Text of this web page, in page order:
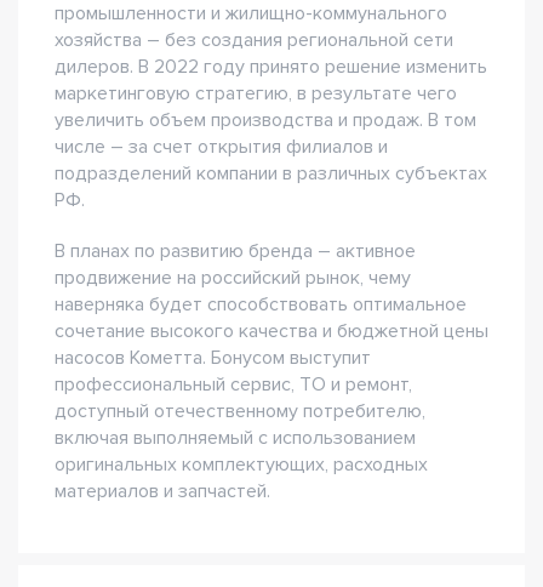
промышленности и жилищно-коммунального
хозяйства – без создания региональной сети
дилеров. В 2022 году принято решение изменить
маркетинговую стратегию, в результате чего
увеличить объем производства и продаж. В том
числе – за счет открытия филиалов и
подразделений компании в различных субъектах
РФ.
В планах по развитию бренда – активное
продвижение на российский рынок, чему
наверняка будет способствовать оптимальное
сочетание высокого качества и бюджетной цены
насосов Кометта. Бонусом выступит
профессиональный сервис, ТО и ремонт,
доступный отечественному потребителю,
включая выполняемый с использованием
оригинальных комплектующих, расходных
материалов и запчастей.